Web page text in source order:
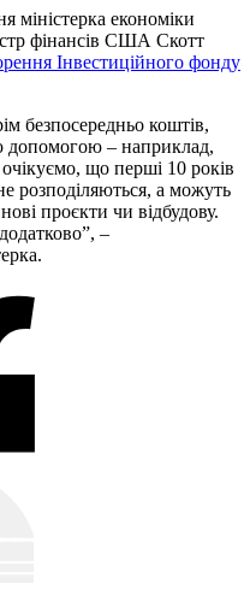
міністерка економіки
фінансів США Скотт
Інвестиційного фонду
безпосередньо коштів,
допомогою – наприклад,
що перші 10 років
розподіляються, а можуть
проєкти чи відбудову.
–